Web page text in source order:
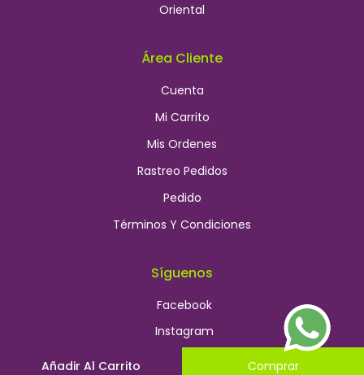
Añadir Al Carrito Comprar
Oriental
Área Cliente
Cuenta
Mi Carrito
Mis Ordenes
Rastreo Pedidos
Pedido
Términos Y Condiciones
Síguenos
Facebook
Instagram